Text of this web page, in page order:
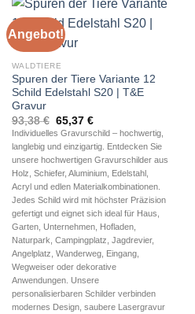
Angebot!
WALDTIERE
Spuren der Tiere Variante 12
Schild Edelstahl S20 | T&E
Gravur
93,38€ Ursprünglicher
Preis
war:
93,38 €
65,37 €Aktueller
Preis
ist:
65,37 €.
Individuelles Gravurschild – hochwertig,
langlebig und einzigartig. Entdecken Sie
unsere hochwertigen Gravurschilder aus
Holz, Schiefer, Aluminium, Edelstahl,
Acryl und edlen Materialkombinationen.
Jedes Schild wird mit höchster Präzision
gefertigt und eignet sich ideal für Haus,
Garten, Unternehmen, Hofladen,
Naturpark, Campingplatz, Jagdrevier,
Angelplatz, Wanderweg, Eingang,
Wegweiser oder dekorative
Anwendungen. Unsere
personalisierbaren Schilder verbinden
modernes Design, saubere Lasergravur